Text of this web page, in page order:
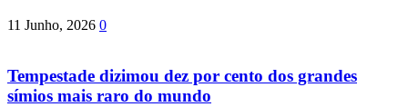
11 Junho, 2026 0
Tempestade dizimou dez por cento dos grandes
símios mais raro do mundo